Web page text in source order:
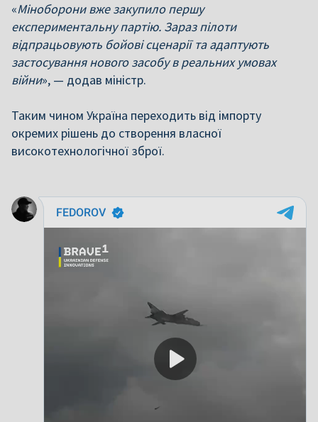
«Міноборони вже закупило першу
експериментальну партію. Зараз пілоти
відпрацьовують бойові сценарії та адаптують
застосування нового засобу в реальних умовах
війни», — додав міністр.
Таким чином Україна переходить від імпорту
окремих рішень до створення власної
високотехнологічної зброї.